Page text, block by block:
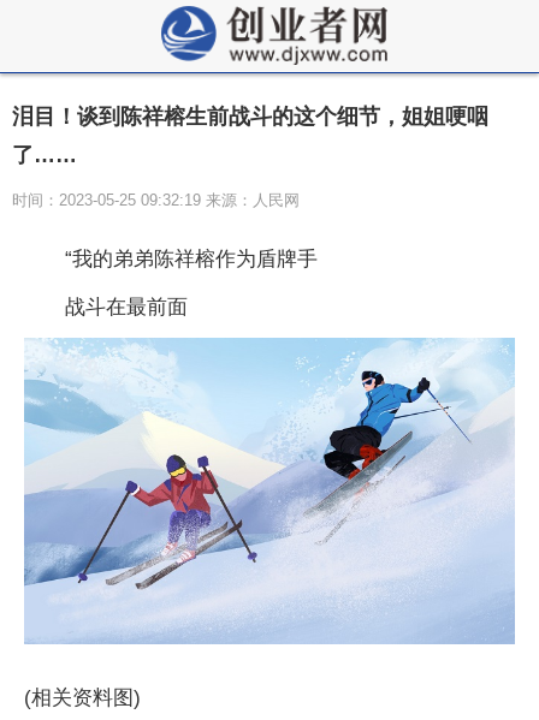
泪目！谈到陈祥榕生前战斗的这个细节，姐姐哽咽
了……
时间：2023-05-25 09:32:19 来源：人民网
“我的弟弟陈祥榕作为盾牌手
战斗在最前面
(相关资料图)